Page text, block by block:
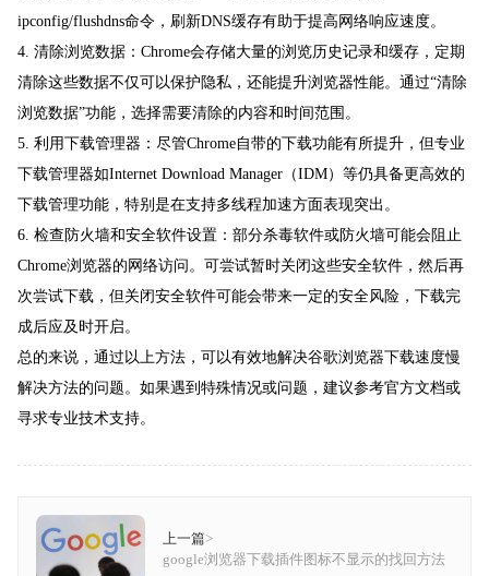
ipconfig/flushdns命令，刷新DNS缓存有助于提高网络响应速度。
4. 清除浏览数据：Chrome会存储大量的浏览历史记录和缓存，定期
清除这些数据不仅可以保护隐私，还能提升浏览器性能。通过“清除
浏览数据”功能，选择需要清除的内容和时间范围。
5. 利用下载管理器：尽管Chrome自带的下载功能有所提升，但专业
下载管理器如Internet Download Manager（IDM）等仍具备更高效的
下载管理功能，特别是在支持多线程加速方面表现突出。
6. 检查防火墙和安全软件设置：部分杀毒软件或防火墙可能会阻止
Chrome浏览器的网络访问。可尝试暂时关闭这些安全软件，然后再
次尝试下载，但关闭安全软件可能会带来一定的安全风险，下载完
成后应及时开启。
总的来说，通过以上方法，可以有效地解决谷歌浏览器下载速度慢
解决方法的问题。如果遇到特殊情况或问题，建议参考官方文档或
寻求专业技术支持。
上一篇>
google浏览器下载插件图标不显示的找回方法